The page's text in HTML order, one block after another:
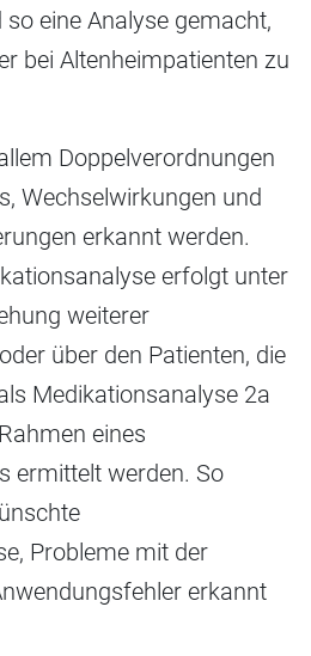
eine Analyse gemacht,
bei Altenheimpatienten zu
Doppelverordnungen
Wechselwirkungen und
erkannt werden.
erfolgt unter
weiterer
über den Patienten, die
Medikationsanalyse 2a
eines
ermittelt werden. So
Probleme mit der
erkannt